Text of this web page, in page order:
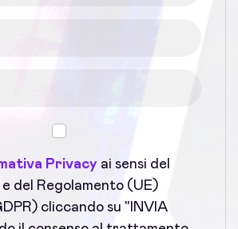
Privacy ai sensi del
del Regolamento (UE)
cliccando su "INVIA